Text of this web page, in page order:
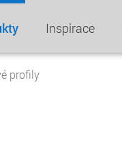
Inspirace
profily